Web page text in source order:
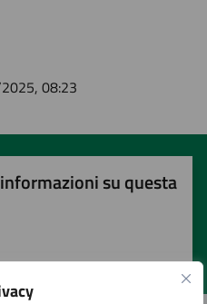
08:23
su questa
su 5
5